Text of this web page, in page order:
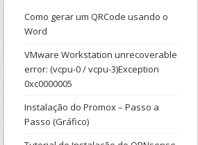
Como gerar um QRCode usando o
Word
VMware Workstation unrecoverable
error: (vcpu-0 / vcpu-3)Exception
0xc0000005
Instalação do Promox – Passo a
Passo (Gráfico)